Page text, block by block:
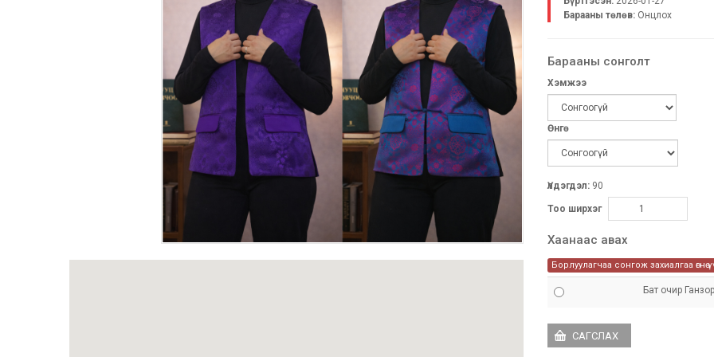
Барааны төлөв: Онцлох
Барааны сонголт
Хэмжээ
Өнгө
Үлдэгдэл: 90
Тоо ширхэг
Хаанаас авах
Борлуулагчаа сонгож захиалгаа өгнө
Бат очир